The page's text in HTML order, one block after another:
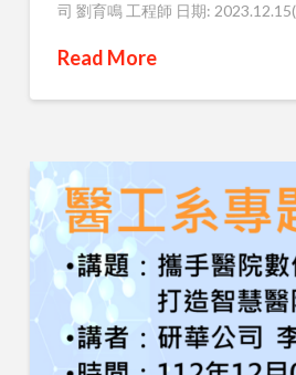
司 劉育鳴 工程師 日期:
Read More